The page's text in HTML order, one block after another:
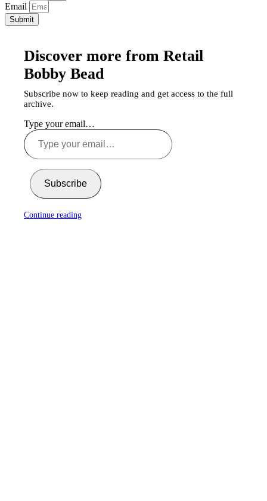
Email
Submit
Discover more from Retail
Bobby Bead
Subscribe now to keep reading and get access to the full
archive.
Type your email…
Subscribe
Continue reading